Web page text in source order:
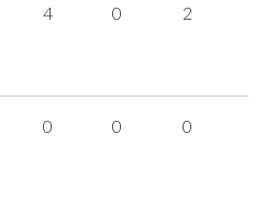
4 0 2
0 0 0